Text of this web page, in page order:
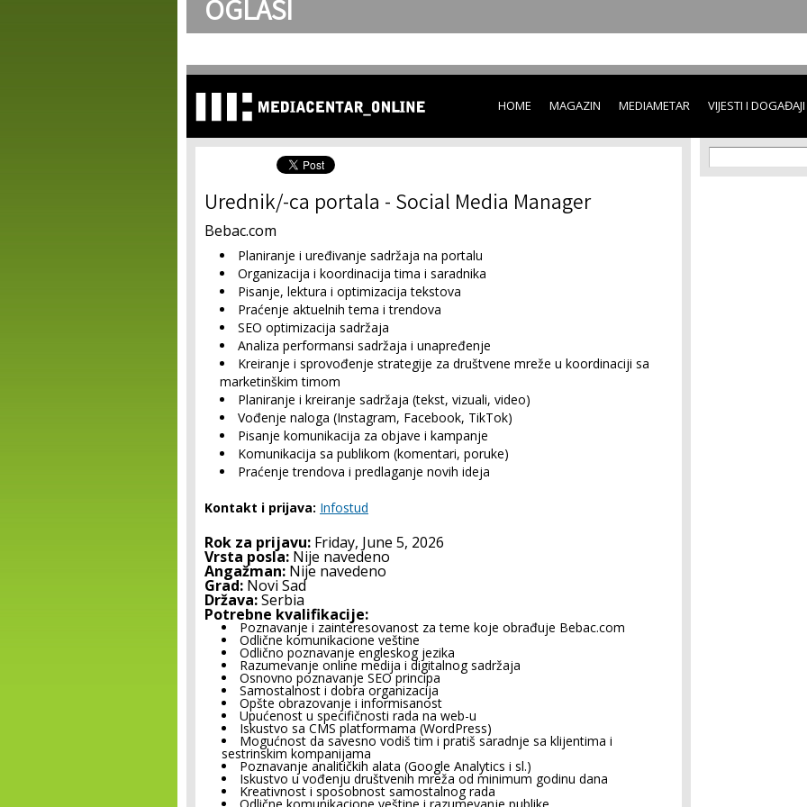
content
OGLASI
HOME MAGAZIN MEDIAMETAR VIJESTI I DOGAĐAJI
Urednik/-ca portala - Social Media Manager
Bebac.com
Planiranje i uređivanje sadržaja na portalu
Organizacija i koordinacija tima i saradnika
Pisanje, lektura i optimizacija tekstova
Praćenje aktuelnih tema i trendova
SEO optimizacija sadržaja
Analiza performansi sadržaja i unapređenje
Kreiranje i sprovođenje strategije za društvene mreže u koordinaciji sa
marketinškim timom
Planiranje i kreiranje sadržaja (tekst, vizuali, video)
Vođenje naloga (Instagram, Facebook, TikTok)
Pisanje komunikacija za objave i kampanje
Komunikacija sa publikom (komentari, poruke)
Praćenje trendova i predlaganje novih ideja
Kontakt i prijava: Infostud
Rok za prijavu: Friday, June 5, 2026
Vrsta posla: Nije navedeno
Angažman: Nije navedeno
Grad: Novi Sad
Država:Serbia
Potrebne kvalifikacije:
Poznavanje i zainteresovanost za teme koje obrađuje Bebac.com
Odlične komunikacione veštine
Odlično poznavanje engleskog jezika
Razumevanje online medija i digitalnog sadržaja
Osnovno poznavanje SEO principa
Samostalnost i dobra organizacija
Opšte obrazovanje i informisanost
Upućenost u specifičnosti rada na web-u
Iskustvo sa CMS platformama (WordPress)
Mogućnost da savesno vodiš tim i pratiš saradnje sa klijentima i
sestrinskim kompanijama
Poznavanje analitičkih alata (Google Analytics i sl.)
Iskustvo u vođenju društvenih mreža od minimum godinu dana
Kreativnost i sposobnost samostalnog rada
Search
Search